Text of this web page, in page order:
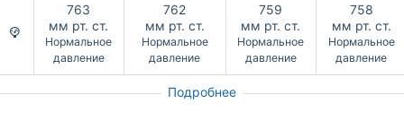
763
мм рт. ст.
Нормальное
давление
762
мм рт. ст.
Нормальное
давление
759
мм рт. ст.
Нормальное
давление
758
мм рт. ст.
Нормальное
давление
Подробнее